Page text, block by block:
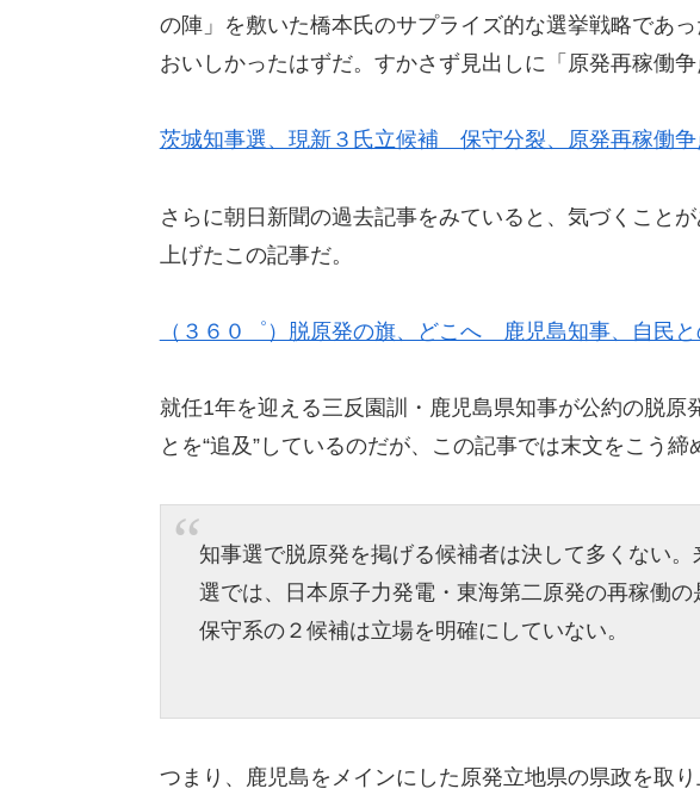
の陣」を敷いた橋本氏のサプライズ的な選挙戦略であ
おいしかったはずだ。すかさず見出しに「原発再稼働争
茨城知事選、現新３氏立候補 保守分裂、原発再稼働争
さらに朝日新聞の過去記事をみていると、気づくこと
上げたこの記事だ。
（３６０゜）脱原発の旗、どこへ 鹿児島知事、自民
就任1年を迎える三反園訓・鹿児島県知事が公約の脱原
とを“追及”しているのだが、この記事では末文をこう締
知事選で脱原発を掲げる候補者は決して多くない
選では、日本原子力発電・東海第二原発の再稼働の
保守系の２候補は立場を明確にしていない。
つまり、鹿児島をメインにした原発立地県の県政を取